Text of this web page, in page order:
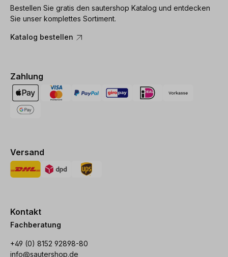
Bestellen Sie gratis den sautershop Katalog und entdecken
Sie unser komplettes Sortiment.
Katalog bestellen
Zahlung
Versand
Kontakt
Fachberatung
+49 (0) 8152 92898-80
info@sautershop.de